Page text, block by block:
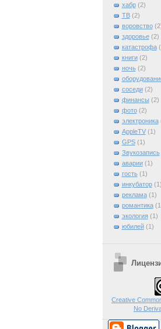
xабр (2)
ТВ (2)
воровство
здоровье (2)
катастрофа
книги (2)
ночь (2)
соседи (2)
финансы (2)
фото (2)
электроника
AppleTV (1)
GPS (1)
Звукозапись
аварии (1)
гость (1)
инкубатор (1)
реклама (1)
романтика
экология (1)
юбилей (1)
Creative
No